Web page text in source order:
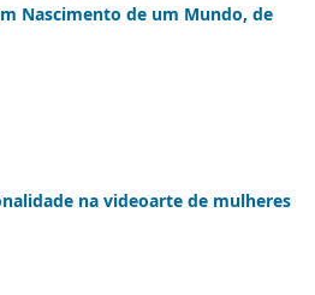
Nascimento de um Mundo, de
na videoarte de mulheres